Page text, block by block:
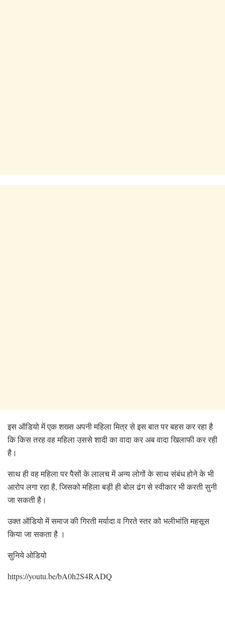
इस ऑडियो में एक शख्स अपनी महिला मित्र से इस बात पर बहस कर रहा है
कि किस तरह वह महिला उससे शादी का वादा कर अब वादा खिलाफी कर रही
है।
साथ ही वह महिला पर पैसों के लालच में अन्य लोगों के साथ संबंध होने के भी
आरोप लगा रहा है, जिसको महिला बड़ी ही बोल ढंग से स्वीकार भी करती सुनी
जा सकती है।
उक्त ऑडियो में समाज की गिरती मर्यादा व गिरते स्तर को भलीभांति महसूस
किया जा सकता है ।
सुनिये ओडियो
https://youtu.be/bA0h2S4RADQ